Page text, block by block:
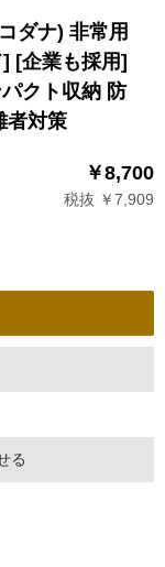
ダナ) 非常用
[企業も採用]
クト収納 防
者対策
￥8,700
税抜 ￥7,909
る